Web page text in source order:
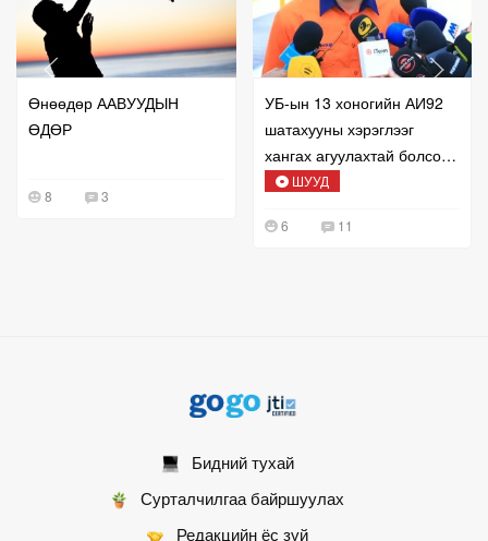
Өнөөдөр ААВУУДЫН
ӨДӨР
8 3
УБ-ын 13 хоногийн АИ92
шатахууны хэрэглээг
хангах агуулахтай болсон
талаар мэдээлж байна
ШУУД
6 11
Бидний тухай
Сурталчилгаа байршуулах
Редакцийн ёс зүй